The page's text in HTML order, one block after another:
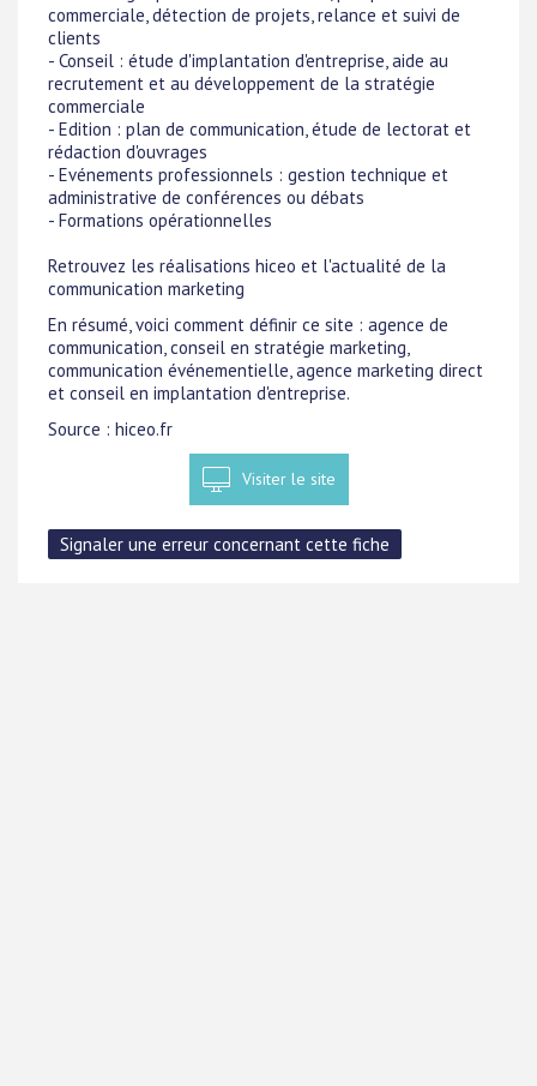
commerciale, détection de projets, relance et suivi de
clients
- Conseil : étude d'implantation d'entreprise, aide au
recrutement et au développement de la stratégie
commerciale
- Edition : plan de communication, étude de lectorat et
rédaction d'ouvrages
- Evénements professionnels : gestion technique et
administrative de conférences ou débats
- Formations opérationnelles
Retrouvez les réalisations hiceo et l'actualité de la
communication marketing
En résumé, voici comment définir ce site : agence de
communication, conseil en stratégie marketing,
communication événementielle, agence marketing direct
et conseil en implantation d'entreprise.
Source : hiceo.fr
Visiter le site